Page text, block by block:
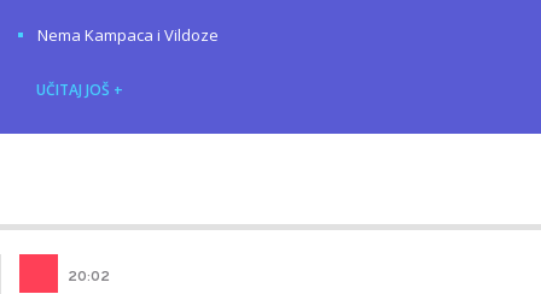
20:02
Nema Kampaca i Vildoze
UČITAJ JOŠ +